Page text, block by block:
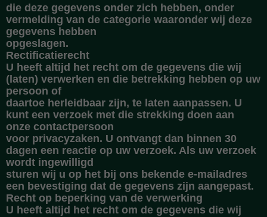
die deze gegevens onder zich hebben, onder
vermelding van de categorie waaronder wij deze
gegevens hebben
opgeslagen.
Rectificatierecht
U heeft altijd het recht om de gegevens die wij
(laten) verwerken en die betrekking hebben op uw
persoon of
daartoe herleidbaar zijn, te laten aanpassen. U
kunt een verzoek met die strekking doen aan
onze contactpersoon
voor privacyzaken. U ontvangt dan binnen 30
dagen een reactie op uw verzoek. Als uw verzoek
wordt ingewilligd
sturen wij u op het bij ons bekende e-mailadres
een bevestiging dat de gegevens zijn aangepast.
Recht op beperking van de verwerking
U heeft altijd het recht om de gegevens die wij